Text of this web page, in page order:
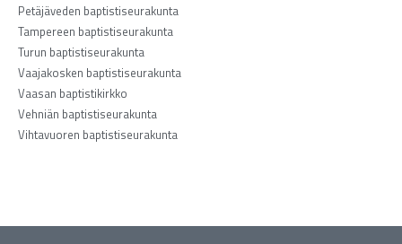
Petäjäveden baptistiseurakunta
Tampereen baptistiseurakunta
Turun baptistiseurakunta
Vaajakosken baptistiseurakunta
Vaasan baptistikirkko
Vehniän baptistiseurakunta
Vihtavuoren baptistiseurakunta